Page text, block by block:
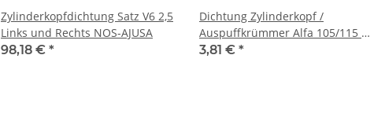
Zylinderkopfdichtung Satz V6 2,5
Links und Rechts NOS-AJUSA
98,18 € *
Dichtung Zylinderkopf /
Auspuffkrümmer Alfa 105/115 +
116 + 75 + 90 - 4-Zyl. NEU
3,81 € *